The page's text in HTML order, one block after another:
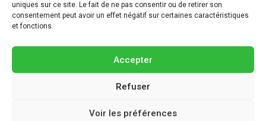
uniques sur ce site. Le fait de ne pas consentir ou de retirer son
consentement peut avoir un effet négatif sur certaines caractéristiques
et fonctions.
Accepter
Refuser
Voir les préférences
d’EMBLÈME Communication